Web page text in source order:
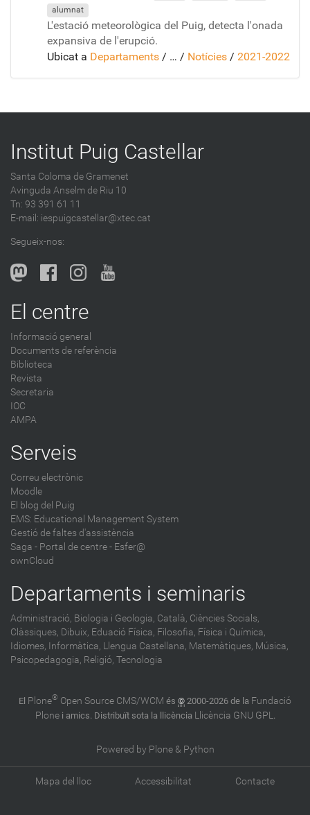
alumnat
L'estació meteorològica del Puig, detecta l'onada
expansiva de l'erupció.
Ubicat a Departaments / … / Notícies / 2021-2022
Institut Puig Castellar
Santa Coloma de Gramenet
Avinguda Anselm de Riu 10
Tn: 93 391 61 11
E-mail: iespuigcastellar@xtec.cat
Segueix-nos:
El centre
Informació general
Documents de referència
Biblioteca
Revista
Secretaria
IOC
AMPA
Serveis
Correu electrònic
Moodle
El blog del Puig
EMS: Educational Management System
Gestió de faltes d'assistència
Saga - Portal de centre - Esfer@
ownCloud
Departaments i seminaris
Administració, Biologia i Geologia, Català, Ciències Socials,
Clàssiques, Dibuix, Eduació Física, Filosofia, Física i Química,
Idiomes, Informàtica, Llengua Castellana, Matemàtiques, Música,
Psicopedagogia, Religió, Tecnologia
El Plone® Open Source CMS/WCM és © 2000-2026 de la Fundació
Plonei amics. Distribuït sota la llicència Llicència GNU GPL.
Powered by Plone & Python
Mapa del lloc Accessibilitat Contacte